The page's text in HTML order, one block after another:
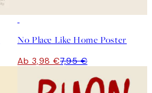
No Place Like Home Poster
Ab 3,98 €7,95 €